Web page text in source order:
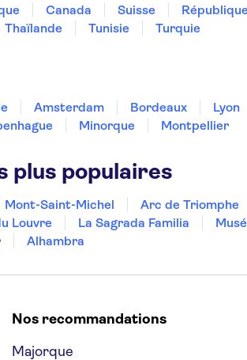
Canada Suisse
Thaïlande Tunisie
Turquie
Amsterdam Bordeaux Lyon
Minorque
Montpellier
plus populaires
Mont-Saint-Michel Arc de Triomphe
Louvre La Sagrada Familia
Alhambra
Nos recommandations
Majorque